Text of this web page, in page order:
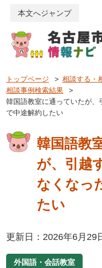
本文へジャンプ
トップページ > 相談する・
相談事例検索結果
>
韓国語教室に通っていたが
で中途解約したい
韓国語教
が、引越
なくなっ
たい
更新日：2026年6月29
外国語・会話教室